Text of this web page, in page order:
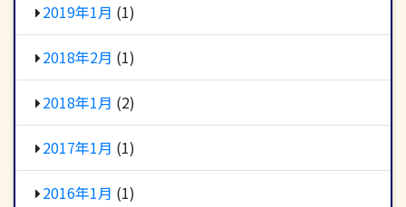
2019年1月 (1)
2018年2月 (1)
2018年1月 (2)
2017年1月 (1)
2016年1月 (1)